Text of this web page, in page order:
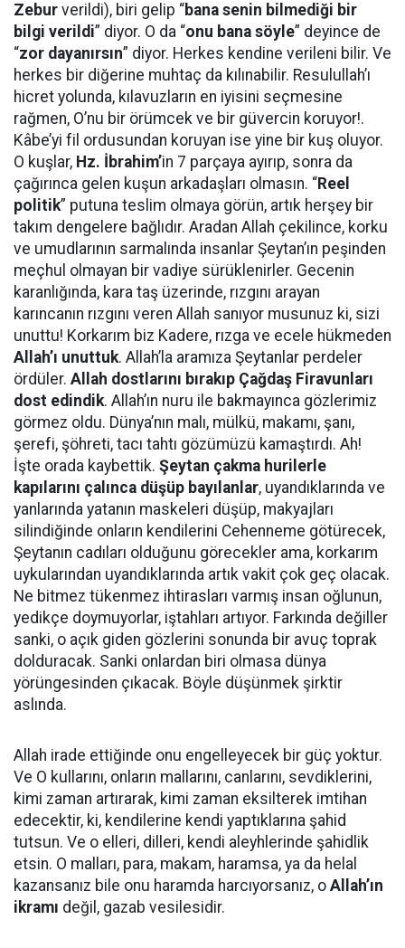
Zebur verildi), biri gelip “bana senin bilmediği bir
bilgi verildi” diyor. O da “onu bana söyle” deyince de
“zor dayanırsın” diyor. Herkes kendine verileni bilir. Ve
herkes bir diğerine muhtaç da kılınabilir. Resulullah’ı
hicret yolunda, kılavuzların en iyisini seçmesine
rağmen, O’nu bir örümcek ve bir güvercin koruyor!.
Kâbe’yi fil ordusundan koruyan ise yine bir kuş oluyor.
O kuşlar, Hz. İbrahim’in 7 parçaya ayırıp, sonra da
çağırınca gelen kuşun arkadaşları olmasın. “Reel
politik” putuna teslim olmaya görün, artık herşey bir
takım dengelere bağlıdır. Aradan Allah çekilince, korku
ve umudlarının sarmalında insanlar Şeytan’ın peşinden
meçhul olmayan bir vadiye sürüklenirler. Gecenin
karanlığında, kara taş üzerinde, rızgını arayan
karıncanın rızgını veren Allah sanıyor musunuz ki, sizi
unuttu! Korkarım biz Kadere, rızga ve ecele hükmeden
Allah’ı unuttuk. Allah’la aramıza Şeytanlar perdeler
ördüler. Allah dostlarını bırakıp Çağdaş Firavunları
dost edindik. Allah’ın nuru ile bakmayınca gözlerimiz
görmez oldu. Dünya’nın malı, mülkü, makamı, şanı,
şerefi, şöhreti, tacı tahtı gözümüzü kamaştırdı. Ah!
İşte orada kaybettik. Şeytan çakma hurilerle
kapılarını çalınca düşüp bayılanlar, uyandıklarında ve
yanlarında yatanın maskeleri düşüp, makyajları
silindiğinde onların kendilerini Cehenneme götürecek,
Şeytanın cadıları olduğunu görecekler ama, korkarım
uykularından uyandıklarında artık vakit çok geç olacak.
Ne bitmez tükenmez ihtirasları varmış insan oğlunun,
yedikçe doymuyorlar, iştahları artıyor. Farkında değiller
sanki, o açık giden gözlerini sonunda bir avuç toprak
dolduracak. Sanki onlardan biri olmasa dünya
yörüngesinden çıkacak. Böyle düşünmek şirktir
aslında.
Allah irade ettiğinde onu engelleyecek bir güç yoktur.
Ve O kullarını, onların mallarını, canlarını, sevdiklerini,
kimi zaman artırarak, kimi zaman eksilterek imtihan
edecektir, ki, kendilerine kendi yaptıklarına şahid
tutsun. Ve o elleri, dilleri, kendi aleyhlerinde şahidlik
etsin. O malları, para, makam, haramsa, ya da helal
kazansanız bile onu haramda harcıyorsanız, o Allah’ın
ikramı değil, gazab vesilesidir.